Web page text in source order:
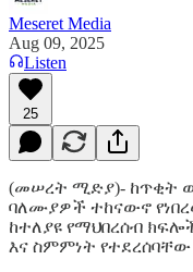
Meseret Media
Aug 09, 2025
Listen
25
(መሠረት ሚድያ)- ከጥቂት
ባለሙያዎች ተከናውኖ
ከተለያዩ የማህበረሰብ
እና ስምምነት የተደረሰባቸው